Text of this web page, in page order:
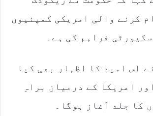
کرنے والی امریکی کمپنیوں
فراہم کی ہے۔
اس امید کا اظہار بھی کیا
امریکا کے درمیان براہِ
کا جلد آغاز ہوگا۔